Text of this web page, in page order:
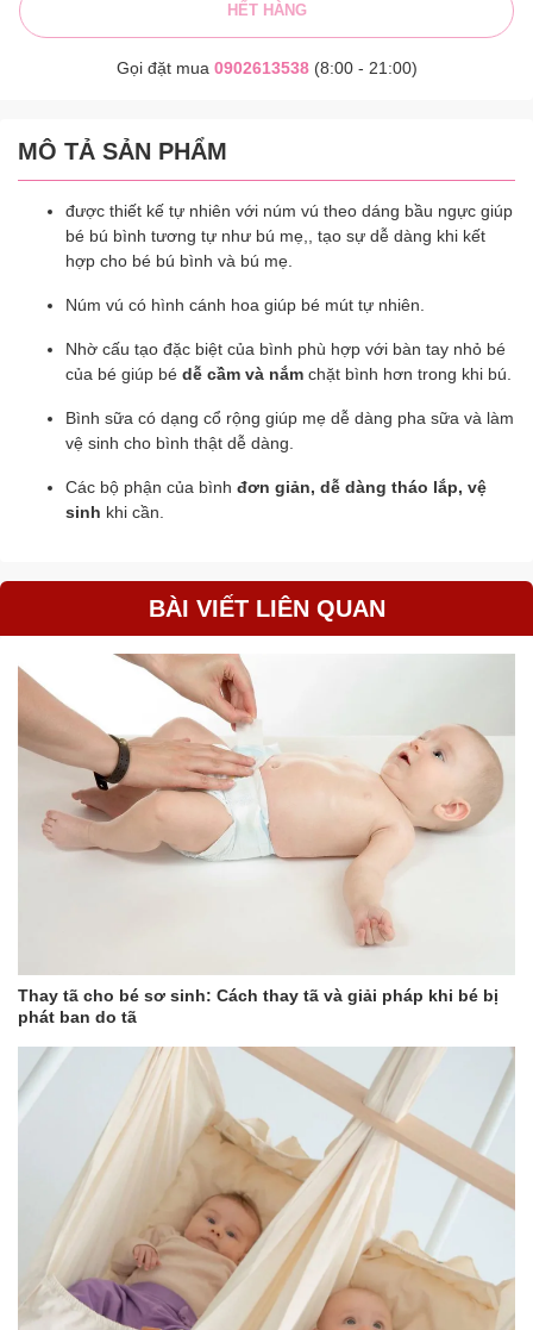
HẾT HÀNG
Gọi đặt mua 0902613538(8:00 - 21:00)
MÔ TẢ SẢN PHẨM
được thiết kế tự nhiên với núm vú theo dáng bầu ngực giúp
bé bú bình tương tự như bú mẹ,, tạo sự dễ dàng khi kết
hợp cho bé bú bình và bú mẹ.
Núm vú có hình cánh hoa giúp bé mút tự nhiên.
Nhờ cấu tạo đặc biệt của bình phù hợp với bàn tay nhỏ bé
của bé giúp bé dễ cầm và nắm chặt bình hơn trong khi bú.
Bình sữa có dạng cổ rộng giúp mẹ dễ dàng pha sữa và làm
vệ sinh cho bình thật dễ dàng.
Các bộ phận của bình đơn giản, dễ dàng tháo lắp, vệ
sinh khi cần.
BÀI VIẾT LIÊN QUAN
Thay tã cho bé sơ sinh: Cách thay tã và giải pháp khi bé bị
phát ban do tã